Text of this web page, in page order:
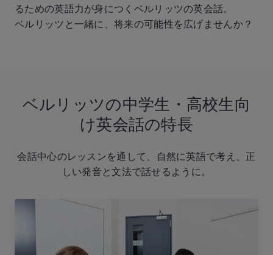
るための英語力が身につくベルリッツの英会話。
ベルリッツと一緒に、将来の可能性を広げませんか？
ベルリッツの中学生・高校生向
け英会話の特長
会話中心のレッスンを通して、自然に英語で考え、正
しい発音と文法で話せるように。